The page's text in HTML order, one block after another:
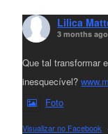
Lilica
3 months ago
Que tal transformar
inesquecível?
Foto
Visualizar no Facebook